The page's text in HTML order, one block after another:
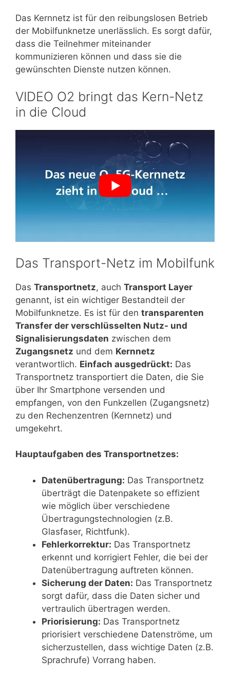
Das Kernnetz ist für den reibungslosen Betrieb
der Mobilfunknetze unerlässlich. Es sorgt dafür,
dass die Teilnehmer miteinander
kommunizieren können und dass sie die
gewünschten Dienste nutzen können.
VIDEO O2 bringt das Kern-Netz
in die Cloud
Das Transport-Netz im Mobilfunk
Das Transportnetz, auch Transport Layer
genannt, ist ein wichtiger Bestandteil der
Mobilfunknetze. Es ist für den transparenten
Transfer der verschlüsselten Nutz- und
Signalisierungsdaten zwischen dem
Zugangsnetz und dem Kernnetz
verantwortlich. Einfach ausgedrückt: Das
Transportnetz transportiert die Daten, die Sie
über Ihr Smartphone versenden und
empfangen, von den Funkzellen (Zugangsnetz)
zu den Rechenzentren (Kernnetz) und
umgekehrt.
Hauptaufgaben des Transportnetzes:
Datenübertragung: Das Transportnetz
überträgt die Datenpakete so effizient
wie möglich über verschiedene
Übertragungstechnologien (z.B.
Glasfaser, Richtfunk).
Fehlerkorrektur: Das Transportnetz
erkennt und korrigiert Fehler, die bei der
Datenübertragung auftreten können.
Sicherung der Daten: Das Transportnetz
sorgt dafür, dass die Daten sicher und
vertraulich übertragen werden.
Priorisierung: Das Transportnetz
priorisiert verschiedene Datenströme, um
sicherzustellen, dass wichtige Daten (z.B.
Sprachrufe) Vorrang haben.